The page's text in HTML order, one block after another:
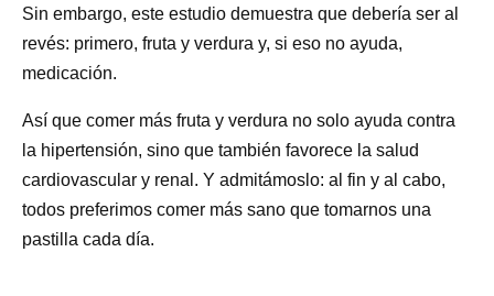
Sin embargo, este estudio demuestra que debería ser al
revés: primero, fruta y verdura y, si eso no ayuda,
medicación.
Así que comer más fruta y verdura no solo ayuda contra
la hipertensión, sino que también favorece la salud
cardiovascular y renal. Y admitámoslo: al fin y al cabo,
todos preferimos comer más sano que tomarnos una
pastilla cada día.